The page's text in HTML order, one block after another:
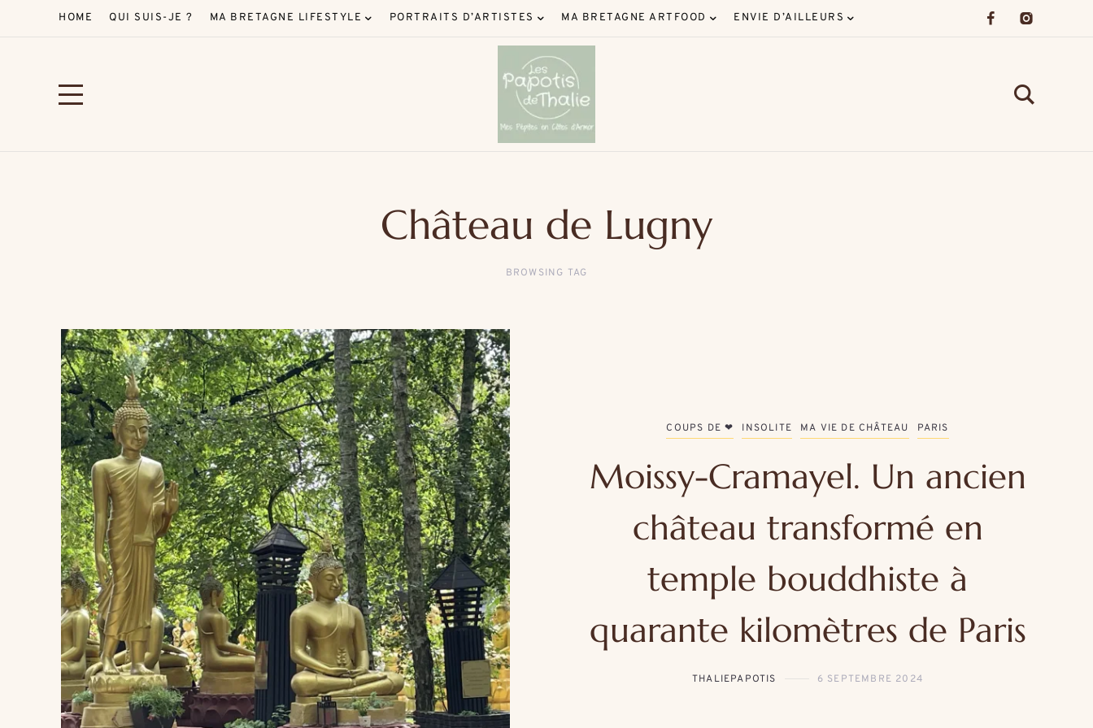
HOME QUI SUIS-JE ? MA BRETAGNE LIFESTYLE PORTRAITS D’ARTISTES MA BRETAGNE ARTFOOD ENVIE D’AILLEURS
Château de Lugny
BROWSING TAG
COUPS DE ❤ INSOLITE MA VIE DE CHÂTEAU PARIS
Moissy-Cramayel. Un ancien
château transformé en
temple bouddhiste à
quarante kilomètres de Paris
THALIEPAPOTIS 6 SEPTEMBRE 2024